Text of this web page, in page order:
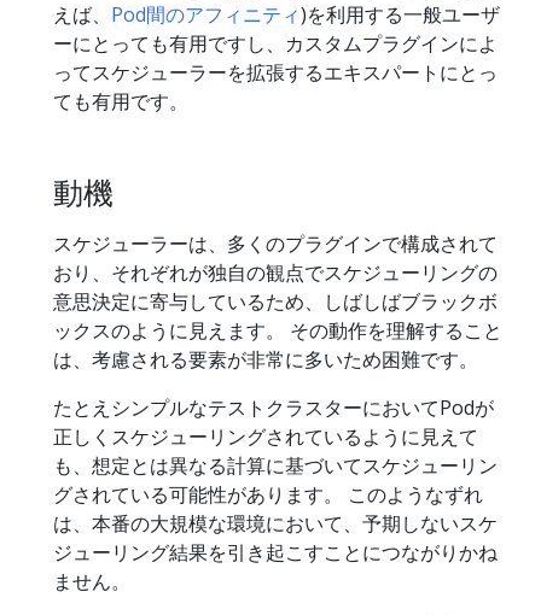
えば、 Pod間のアフィニティ)を利用する一般ユーザ
ーにとっても有用ですし、カスタムプラグインによ
ってスケジューラーを拡張するエキスパートにとっ
ても有用です。
動機
スケジューラーは、多くのプラグインで構成されて
おり、それぞれが独自の観点でスケジューリングの
意思決定に寄与しているため、しばしばブラックボ
ックスのように見えます。 その動作を理解すること
は、考慮される要素が非常に多いため困難です。
たとえシンプルなテストクラスターにおいてPodが
正しくスケジューリングされているように見えて
も、想定とは異なる計算に基づいてスケジューリン
グされている可能性があります。 このようなずれ
は、本番の大規模な環境において、予期しないスケ
ジューリング結果を引き起こすことにつながりかね
ません。